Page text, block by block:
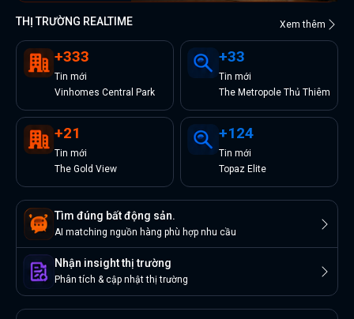
THỊ TRƯỜNG REALTIME Xem thêm
+333
Tin mới
Vinhomes Central Park
+33
Tin mới
The Metropole Thủ Thiêm
+21
Tin mới
The Gold View
+124
Tin mới
Topaz Elite
Tìm đúng bất động sản.
AI matching nguồn hàng phù hợp nhu cầu
Nhận insight thị trường
Phân tích & cập nhật thị trường